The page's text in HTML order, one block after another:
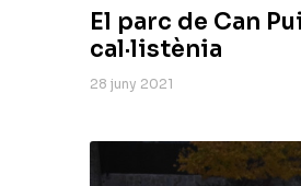
El parc de Can
cal·listènia
28 juny 2021